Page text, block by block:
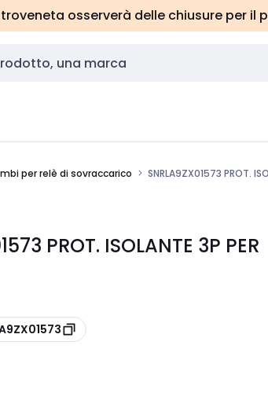
osserverà delle chiusure per il
per relè di sovraccarico SNRLA9ZX01573 PROT.
PROT. ISOLANTE 3P PER